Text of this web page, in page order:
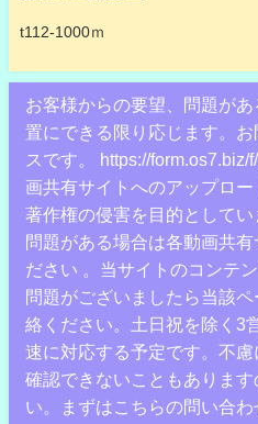
t112-1000ｍ
お客様からの要望、問題が
置にできる限り応じます。
スです。 https://
画共有サイトへのアップロー
著作権の侵害を目的として
問題がある場合は各動画共
ださい 。当サイトのコンテ
問題がございましたら当該
絡ください。土日祝を除く3
速に対応する予定です。不
確認できないこともありま
い。まずはこちらの問い合